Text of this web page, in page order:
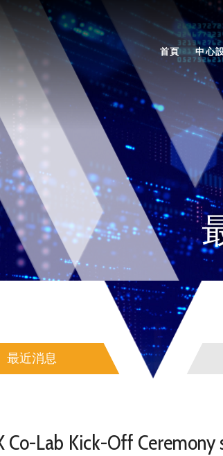
首頁 中心
最近消息
Lab Kick-Off Ceremony